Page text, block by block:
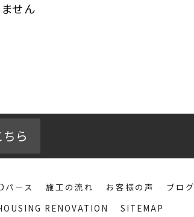
せん
ら
パース 施工の流れ お客様の声 ブログ
RENOVATION SITEMAP